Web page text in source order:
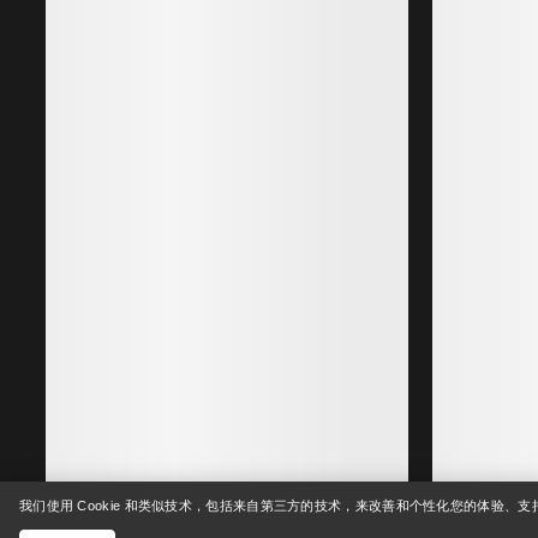
我们使用 Cookie 和类似技术，包括来自第三方的技术，来改善和个性化您的体验、支